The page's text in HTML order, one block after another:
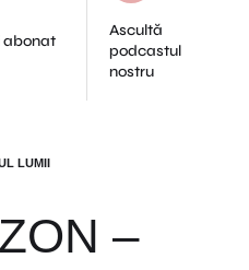
abonat
Ascultă
podcastul
nostru
LUMII
–